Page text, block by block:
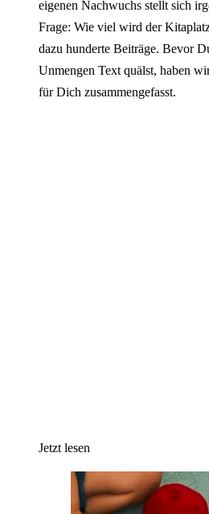
eigenen Nachwuchs stellt sich
Frage: Wie viel wird der
dazu hunderte Beiträge. Bevor
Unmengen Text quälst, haben
für Dich zusammengefasst.
Jetzt lesen